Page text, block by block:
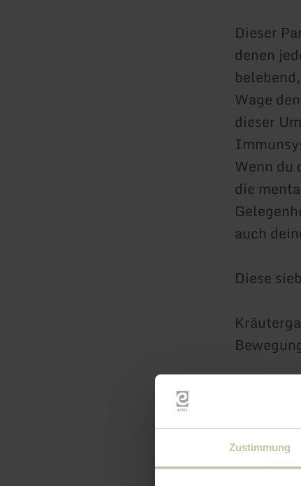
Zustimmung
Dieser
denen
Wage
dieser
Wenn du
die
auch
Diese
an: